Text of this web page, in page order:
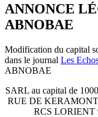
ANNONCE
ABNOBAE
Modification du capital
dans le journal Les
ABNOBAE
SARL au capital de
RUE DE
RCS LORIENT